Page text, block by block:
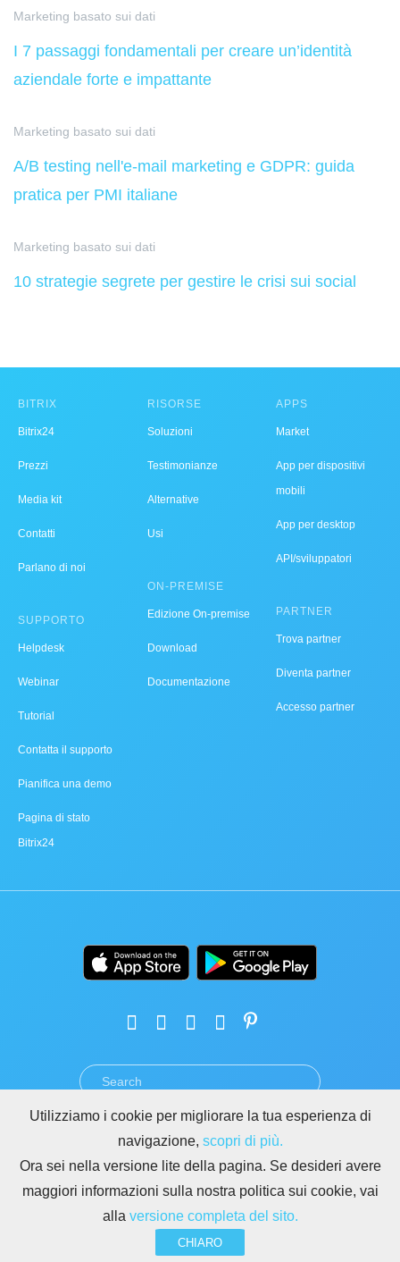
Marketing basato sui dati
I 7 passaggi fondamentali per creare un’identità
aziendale forte e impattante
Marketing basato sui dati
A/B testing nell'e-mail marketing e GDPR: guida
pratica per PMI italiane
Marketing basato sui dati
10 strategie segrete per gestire le crisi sui social
BITRIX
Bitrix24
Prezzi
Media kit
Contatti
Parlano di noi
SUPPORTO
Helpdesk
Webinar
Tutorial
Contatta il supporto
Pianifica una demo
Pagina di stato
Bitrix24
RISORSE
Soluzioni
Testimonianze
Alternative
Usi
ON-PREMISE
Edizione On-premise
Download
Documentazione
APPS
Market
App per dispositivi
mobili
App per desktop
API/sviluppatori
PARTNER
Trova partner
Diventa partner
Accesso partner
PRIVACY GDPR
ABUSO
REGOLE PER I SITI DI BITRIX24
Copyright © 2026 Bitrix24
Utilizziamo i cookie per migliorare la tua esperienza di
navigazione, scopri di più.
Ora sei nella versione lite della pagina. Se desideri avere
maggiori informazioni sulla nostra politica sui cookie, vai
alla versione completa del sito.
CHIARO